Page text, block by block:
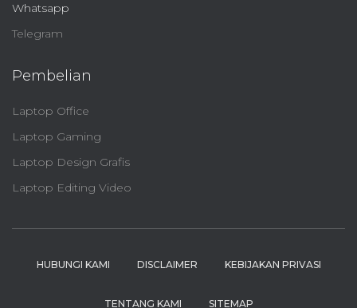
Whatsapp
Telegram
Pembelian
Laptop Office
Laptop Gaming
Laptop Design Grafis
Laptop Editing Video
HUBUNGI KAMI DISCLAIMER KEBIJAKAN PRIVASI
TENTANG KAMI SITEMAP